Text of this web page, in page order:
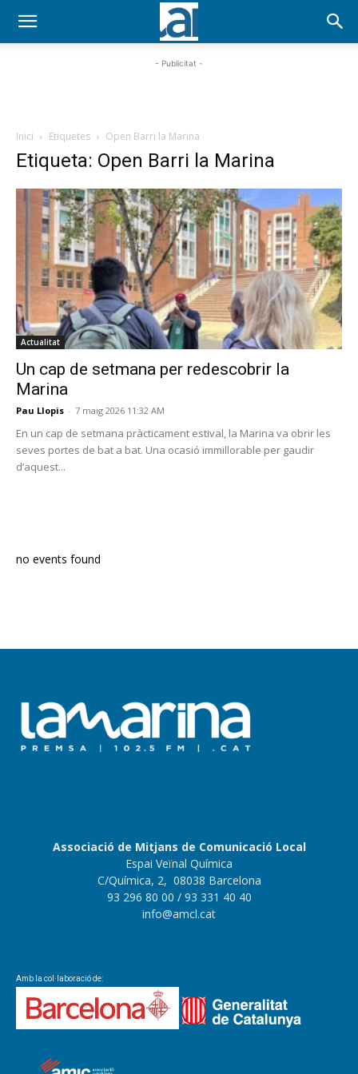
- Publicitat -
Inici Etiquetes Open Barri la Marina
Etiqueta: Open Barri la Marina
Actualitat
Un cap de setmana per redescobrir la
Marina
Pau Llopis - 7 maig 2026 11:32 AM
En un cap de setmana pràcticament estival, la Marina va obrir les
seves portes de bat a bat. Una ocasió immillorable per gaudir
d’aquest...
no events found
Associació de Mitjans de Comunicació Local
Espai Veïnal Química
C/Química, 2, 08038 Barcelona
93 296 80 00 / 93 331 40 40
info@amcl.cat
Amb la col·laboració de: